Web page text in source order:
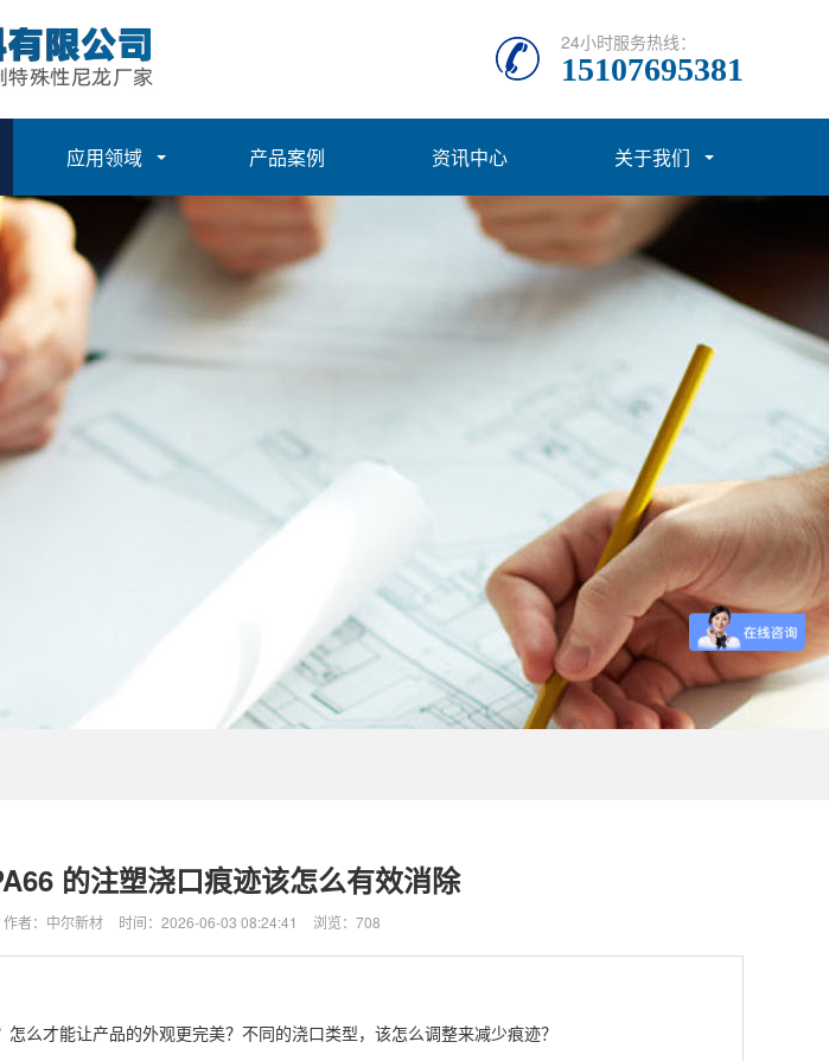
24小时服务热线：
15107695381
应用领域 产品案例 资讯中心 关于我们
的注塑浇口痕迹该怎么有效消除
作者：中尔新材 时间： 2026-06-03 08:24:41 浏览：708
么才能让产品的外观更完美？不同的浇口类型，该怎么调整来减少痕迹？